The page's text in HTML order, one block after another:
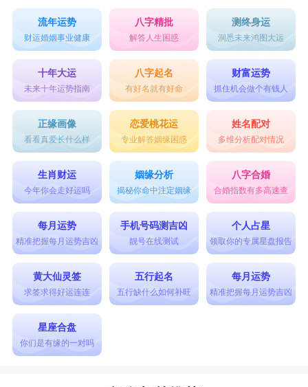
流年运势
财运婚姻事业健康
八字精批
解答人生困惑
测终身运
洞悉未来鸿图大运
十年大运
未来十年运势指南
八字起名
有好名就有好命
财富运势
抓住机会做个有钱人
正缘画像
看看真爱长什么样
恋爱桃花运
专业解答姻缘困惑
姓名配对
多维分析配对情况
生肖财运
今年你会走好运吗
姻缘分析
揭秘你命中注定姻缘
八字合婚
合婚指数有多高速查
每月运势
精准把握每月运势吉凶
手机号码测吉凶
靓号在线测试
个人占星
领取你的专属星盘报告
黄大仙灵签
求签求得好运连连
五行起名
五行缺什么如何补旺
每月运势
精准把握每月运势吉凶
星座合盘
你们是有缘的一对吗